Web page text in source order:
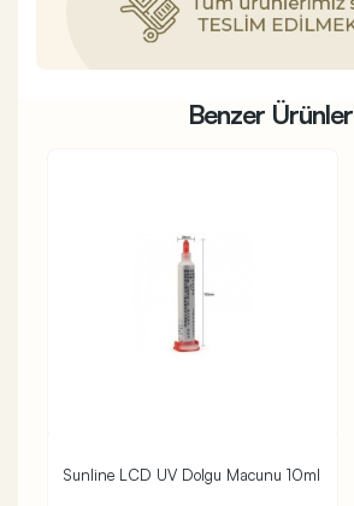
Benzer Ürünler
Sunline LCD UV Dolgu Macunu 10ml